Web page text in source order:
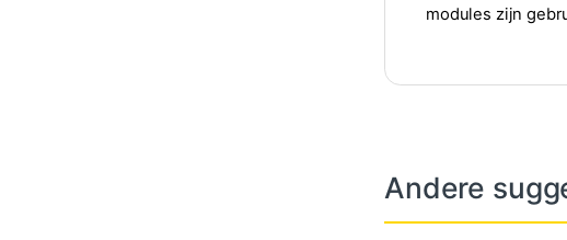
modules zijn
Andere